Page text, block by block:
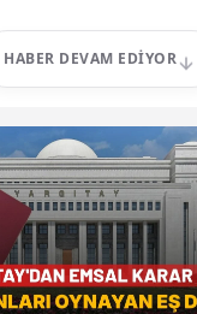
HABER DEVAM EDIYOR